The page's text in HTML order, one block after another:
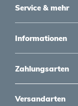
Service & mehr
Informationen
Zahlungsarten
Versandarten